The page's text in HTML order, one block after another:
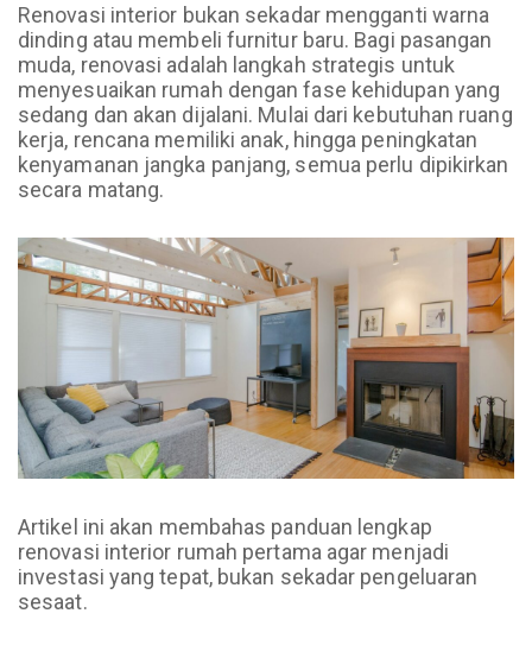
Renovasi interior bukan sekadar mengganti warna
dinding atau membeli furnitur baru. Bagi pasangan
muda, renovasi adalah langkah strategis untuk
menyesuaikan rumah dengan fase kehidupan yang
sedang dan akan dijalani. Mulai dari kebutuhan ruang
kerja, rencana memiliki anak, hingga peningkatan
kenyamanan jangka panjang, semua perlu dipikirkan
secara matang.
Artikel ini akan membahas panduan lengkap
renovasi interior rumah pertama agar menjadi
investasi yang tepat, bukan sekadar pengeluaran
sesaat.